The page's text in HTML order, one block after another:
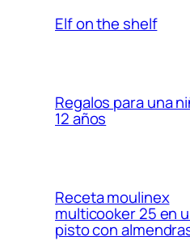
Elf on the shelf
Regalos para una
12 años
Receta moulinex
multicooker 25 en
pisto con